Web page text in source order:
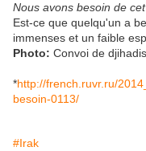
Nous avons besoin de
Est-ce que quelqu'un a
immenses et un faible
Photo: Convoi de
*http://french.ruvr.ru/
besoin-0113/
#Irak